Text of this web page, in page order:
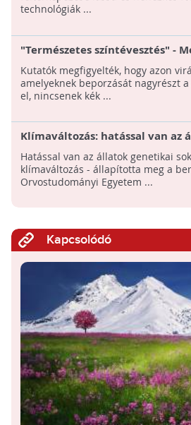
technológiák ...
"Természetes színtévesztés" -
kéknek?
Kutatók megfigyelték, hogy azon
amelyeknek beporzását nagyrészt a
el, nincsenek kék ...
Klímaváltozás: hatással van az
sokszínűségére
Hatással van az állatok genetikai
klímaváltozás - állapította meg a
Orvostudományi Egyetem ...
Kapcsolódó